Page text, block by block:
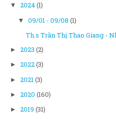
▼ 2024(1)
▼ 09/01 - 09/08 (1)
Th.s Trần Thị Thao Giang -
► 2023 (2)
► 2022(3)
► 2021(3)
► 2020 (160)
► 2019 (31)